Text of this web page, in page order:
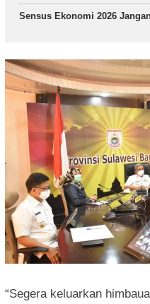
Sensus Ekonomi 2026
“Segera keluarkan